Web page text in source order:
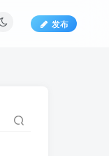
发布